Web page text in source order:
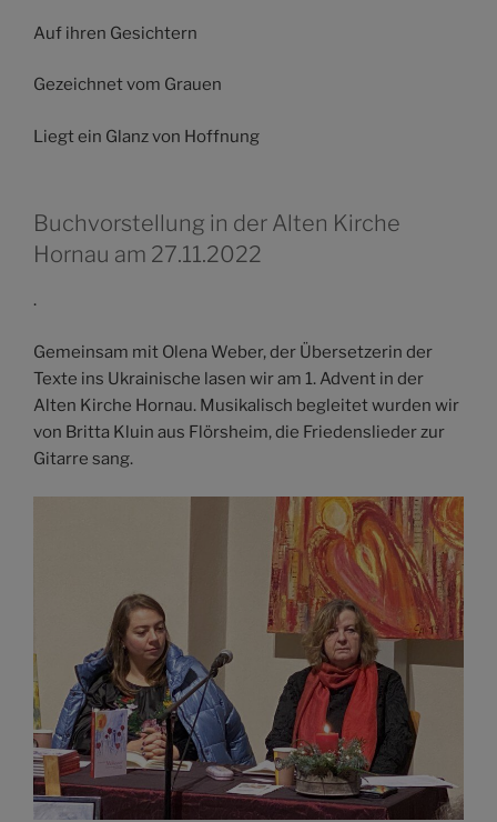
Auf ihren Gesichtern
Gezeichnet vom Grauen
Liegt ein Glanz von Hoffnung
Buchvorstellung in der Alten Kirche
Hornau am 27.11.2022
.
Gemeinsam mit Olena Weber, der Übersetzerin der
Texte ins Ukrainische lasen wir am 1. Advent in der
Alten Kirche Hornau. Musikalisch begleitet wurden wir
von Britta Kluin aus Flörsheim, die Friedenslieder zur
Gitarre sang.